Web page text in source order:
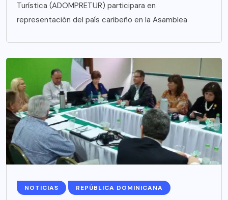
Turística (ADOMPRETUR) participara en
representación del país caribeño en la Asamblea
NOTICIAS REPÚBLICA DOMINICANA